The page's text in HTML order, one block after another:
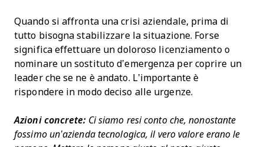
Quando si affronta una crisi aziendale, prima di
tutto bisogna stabilizzare la situazione. Forse
significa effettuare un doloroso licenziamento o
nominare un sostituto d’emergenza per coprire un
leader che se ne è andato. L’importante è
rispondere in modo deciso alle urgenze.
Azioni concrete: Ci siamo resi conto che, nonostante
fossimo un’azienda tecnologica, il vero valore erano le